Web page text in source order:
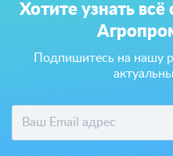
Хотите узнать
Подпишитесь на нашу